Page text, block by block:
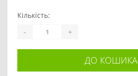
Кількість:
- +
ДО КОШИКА